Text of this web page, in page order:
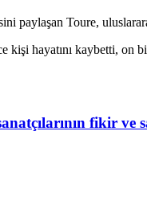
Toure,
hayatını kaybetti, on
fikir ve